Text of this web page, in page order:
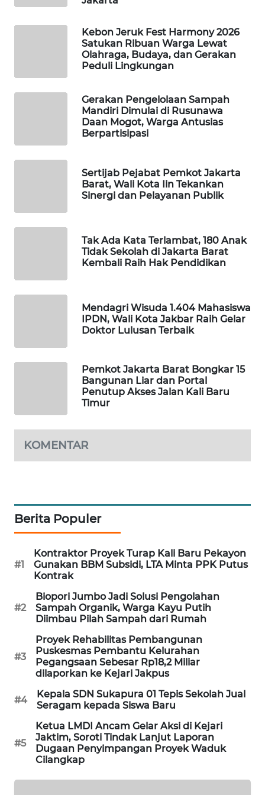
Kebon Jeruk Fest Harmony 2026
Satukan Ribuan Warga Lewat
Olahraga, Budaya, dan Gerakan
Peduli Lingkungan
Gerakan Pengelolaan Sampah
Mandiri Dimulai di Rusunawa
Daan Mogot, Warga Antusias
Berpartisipasi
Sertijab Pejabat Pemkot Jakarta
Barat, Wali Kota Iin Tekankan
Sinergi dan Pelayanan Publik
Tak Ada Kata Terlambat, 180 Anak
Tidak Sekolah di Jakarta Barat
Kembali Raih Hak Pendidikan
Mendagri Wisuda 1.404 Mahasiswa
IPDN, Wali Kota Jakbar Raih Gelar
Doktor Lulusan Terbaik
Pemkot Jakarta Barat Bongkar 15
Bangunan Liar dan Portal
Penutup Akses Jalan Kali Baru
Timur
KOMENTAR
Berita Populer
#1
Kontraktor Proyek Turap Kali Baru Pekayon
Gunakan BBM Subsidi, LTA Minta PPK Putus
Kontrak
#2
Biopori Jumbo Jadi Solusi Pengolahan
Sampah Organik, Warga Kayu Putih
Diimbau Pilah Sampah dari Rumah
#3
Proyek Rehabilitas Pembangunan
Puskesmas Pembantu Kelurahan
Pegangsaan Sebesar Rp18,2 Miliar
dilaporkan ke Kejari Jakpus
#4
Kepala SDN Sukapura 01 Tepis Sekolah Jual
Seragam kepada Siswa Baru
#5
Ketua LMDI Ancam Gelar Aksi di Kejari
Jaktim, Soroti Tindak Lanjut Laporan
Dugaan Penyimpangan Proyek Waduk
Cilangkap
PORTAL
TAMBANG
NEWS
SIANTAR
NEWS
NEWS
METRO
JAKARTA
KRT
NEWS
KARING
NEWS
JURNAL
MARITIM
HUMBANG
NEWS
GARONGGANG
NEWS
FISUELRI
ID
ENERGI
NEWS